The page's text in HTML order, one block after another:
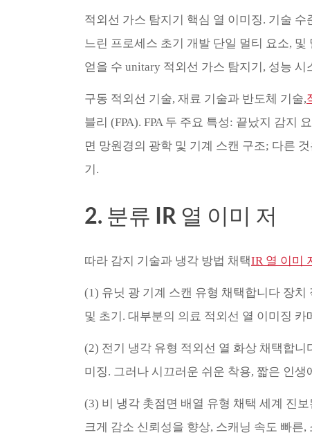
적외선 가스 탐지기 핵심 열 이미징. 기술
느린 프로세스 초기 개발 단일 멀티 요소,
얻을 수 unitary 적외선 가스 탐지기, 성능
구동 적외선 기술, 재료 기술과 반도체 기술,
블리 (FPA). FPA 두 주요 특성: 끝났지 감지
면 망원경의 광학 및 기계 스캔 구조; 다른
기.
2. 분류 IR 열 이미 저
따라 감지 기술과 냉각 방법 채택IR 열 이미
(1) 유닛 광 기계 스캔 유형 채택합니다 장
및 초기. 대부분의 의료 적외선 열 이미징 카
(2) 전기 냉각 유형 적외선 열 화상 채택합니
미징. 그러나 시끄러운 쉬운 착용, 짧은 인생
(3) 비 냉각 촛점면 배열 유형 채택 세계 진
크게 감소 신뢰성을 향상, 스캐닝 속도 빠른